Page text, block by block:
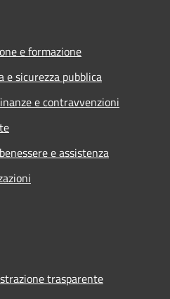
e formazione
e sicurezza pubblica
e contravvenzioni
e assistenza
trasparente